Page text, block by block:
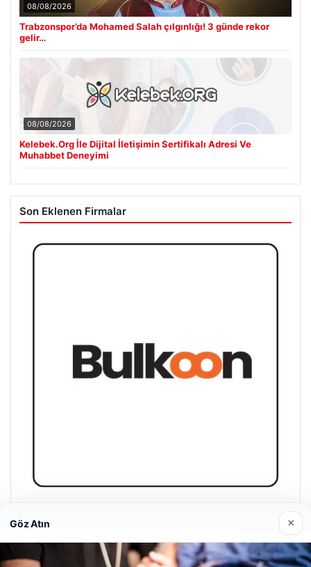
08/08/2026
Trabzonspor’da Mohamed Salah çılgınlığı! 3 günde rekor
gelir…
08/08/2026
Kelebek.Org İle Dijital İletişimin Sertifikalı Adresi Ve
Muhabbet Deneyimi
Son Eklenen Firmalar
Magusa Night Club
Göz Atın ×